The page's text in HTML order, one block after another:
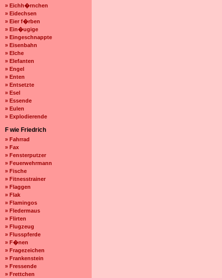
» Eichh�rnchen
» Eidechsen
» Eier f�rben
» Ein�ugige
» Eingeschnappte
» Eisenbahn
» Elche
» Elefanten
» Engel
» Enten
» Entsetzte
» Esel
» Essende
» Eulen
» Explodierende
F wie Friedrich
» Fahrrad
» Fax
» Fensterputzer
» Feuerwehrmann
» Fische
» Fitnesstrainer
» Flaggen
» Flak
» Flamingos
» Fledermaus
» Flirten
» Flugzeug
» Flusspferde
» F�nen
» Fragezeichen
» Frankenstein
» Fressende
» Frettchen